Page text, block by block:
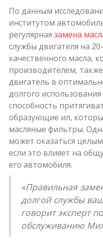
По данным
институтом
регулярная замена
службы двигателя на
качественного масла,
производителем,
двигатель в
долгого
способность
образующие ил,
масляные фильтры.
может оказаться
если это влияет на
его автомобиля.
«Правильная
долгой службы
говорит эксперт
обслуживанию